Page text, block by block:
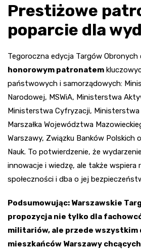
Prestiżowe
poparcie dla
Tegoroczna edycja Targów Obronych
honorowym patronatem
państwowych i samorządowych:
Narodowej, MSWiA, Ministerstwa
Ministerstwa Cyfryzacji,
Marszałka Województwa
Warszawy, Związku Banków Polskich
Nauk. To potwierdzenie, że
innowacje i wiedzę, ale także wspiera
społeczności i dba o jej
Podsumowując: Warszawskie
propozycja nie tylko dla
militariów, ale przede wszystkim
mieszkańców Warszawy